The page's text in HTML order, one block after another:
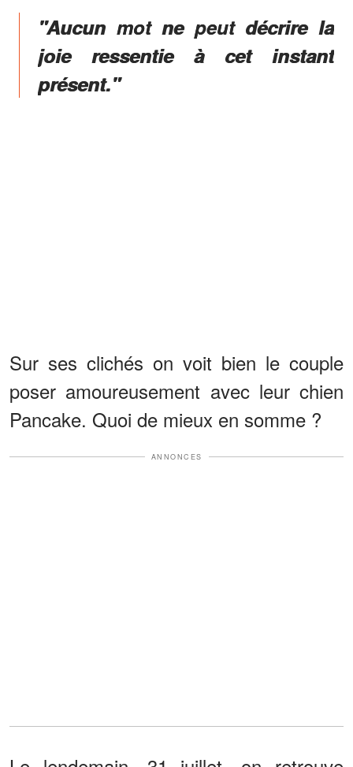
"Aucun mot ne peut décrire la
joie ressentie à cet instant
présent."
Sur ses clichés on voit bien le couple
poser amoureusement avec leur chien
Pancake. Quoi de mieux en somme ?
ANNONCES